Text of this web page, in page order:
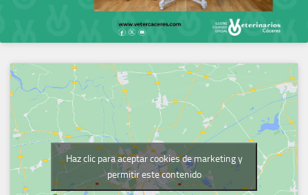
Haz clic para aceptar cookies de marketing y
permitir este contenido